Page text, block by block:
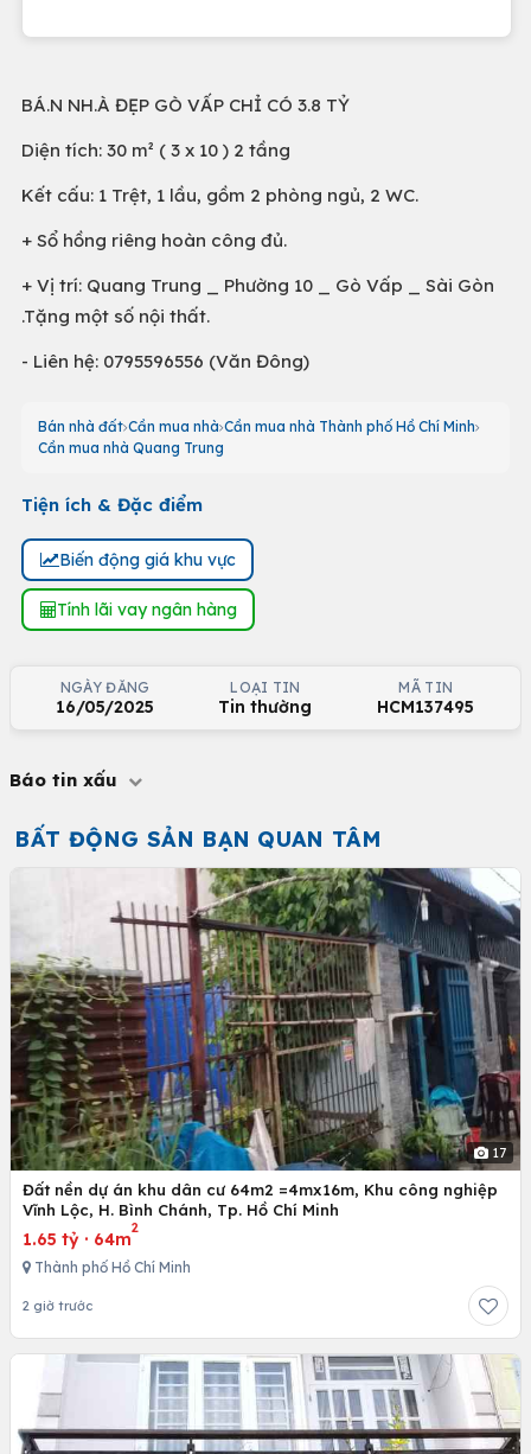
BÁ.N NH.À ĐẸP GÒ VẤP CHỈ CÓ 3.8 TỶ
Diện tích: 30 m² ( 3 x 10 ) 2 tầng
Kết cấu: 1 Trệt, 1 lầu, gồm 2 phòng ngủ, 2 WC.
+ Sổ hồng riêng hoàn công đủ.
+ Vị trí: Quang Trung _ Phường 10 _ Gò Vấp _ Sài Gòn
.Tặng một số nội thất.
- Liên hệ: 0795596556 (Văn Đông)
Bán nhà đất Cần mua nhà Cần mua nhà Thành phố Hồ Chí Minh
Cần mua nhà Quang Trung
Tiện ích & Đặc điểm
Biến động giá khu vực
Tính lãi vay ngân hàng
NGÀY ĐĂNG
16/05/2025
LOẠI TIN
Tin thường
MÃ TIN
HCM137495
Báo tin xấu
BẤT ĐỘNG SẢN BẠN QUAN TÂM
17
Đất nền dự án khu dân cư 64m2 =4mx16m, Khu công nghiệp
Vĩnh Lộc, H. Bình Chánh, Tp. Hồ Chí Minh
1.65 tỷ · 64m
2
Thành phố Hồ Chí Minh
2 giờ trước